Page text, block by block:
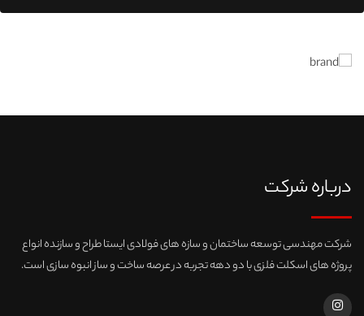
درباره شرکت
شرکت مهندسی توسعه ساختمان و سازه های فولادی ایستا طراح و سازنده انواع
پروژه های اسکلت فلزی با دو دهه تجربه در عرصه ساخت و ساز انبوه سازی است.